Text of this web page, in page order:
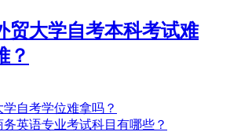
贸大学自考本科考试难
？
自考学位难拿吗？
英语专业考试科目有哪些？